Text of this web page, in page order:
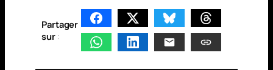
Partager
sur: